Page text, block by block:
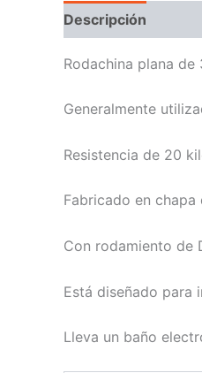
Descripción
Rodachina plana
Generalmente
Resistencia de 20
Fabricado en
Con rodamiento de
Está diseñado para
Lleva un baño